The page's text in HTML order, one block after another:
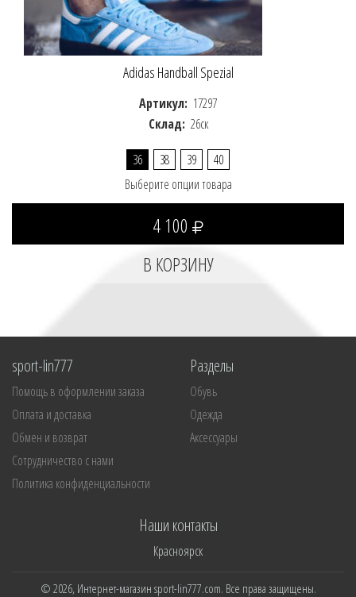
Adidas Handball Spezial
Артикул: 17297
Склад: 26ск
36 38 39
40
Выберите опции товара
4 100
sport-lin777
Помощь в оформлении заказа
Оплата и доставка
Обмен и возврат
Сотрудничество с нами
Политика конфиденциальности
Разделы
Обувь
Одежда
Аксессуары
Наши контакты
Красноярск
© 2026, Интернет-магазин sport-lin777.com. Все права защищены.